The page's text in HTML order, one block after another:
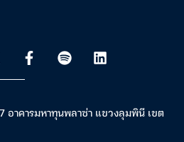
าคารมหาทุนพลาซ่า แขวงลุมพินี เขต